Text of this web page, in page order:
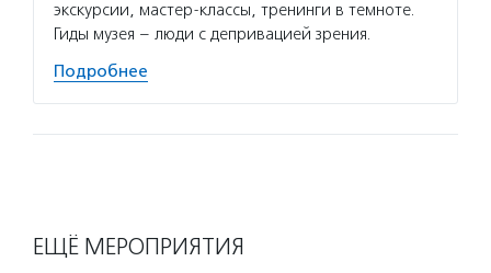
экскурсии, мастер-классы, тренинги в темноте.
Гиды музея – люди с депривацией зрения.
Подробнее
ЕЩЁ МЕРОПРИЯТИЯ